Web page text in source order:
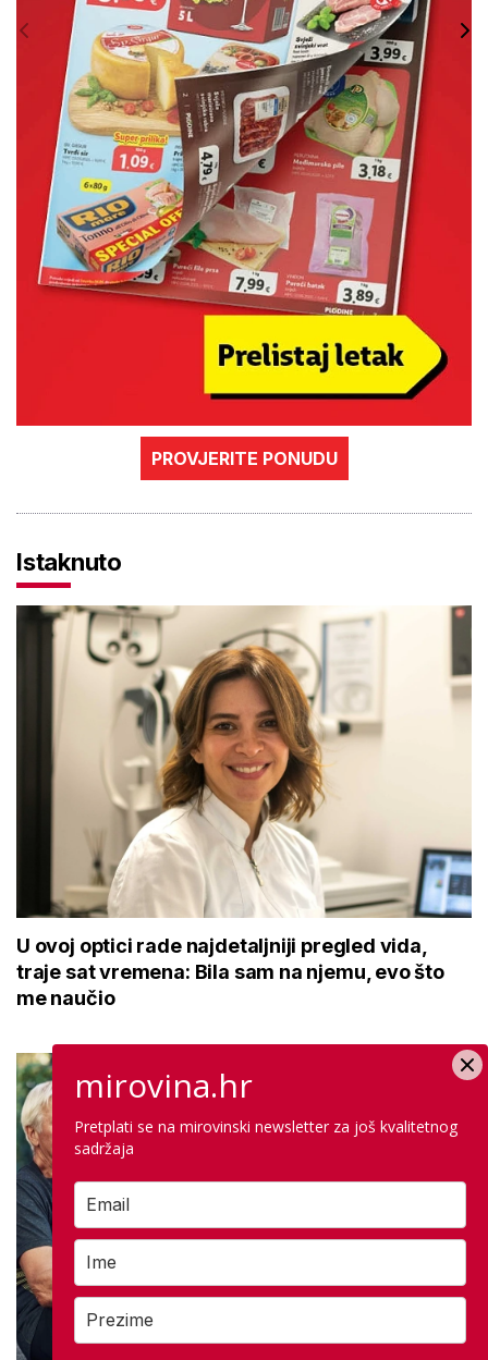
PROVJERITE PONUDU
Istaknuto
U ovoj optici rade najdetaljniji pregled vida,
traje sat vremena: Bila sam na njemu, evo što
me naučio
mirovina.hr
Pretplati se na mirovinski newsletter za još kvalitetnog
sadržaja